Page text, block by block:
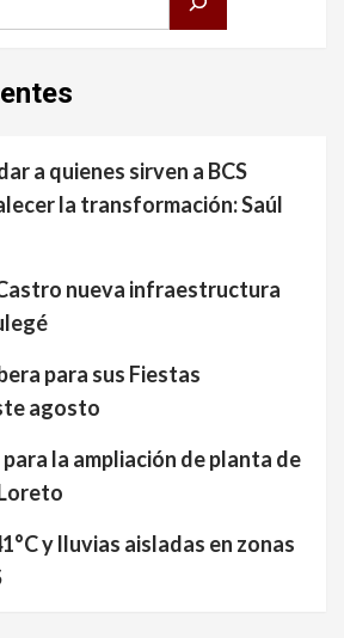
a quienes sirven a BCS
la transformación: Saúl
nueva infraestructura
para sus Fiestas
agosto
la ampliación de planta de
y lluvias aisladas en zonas